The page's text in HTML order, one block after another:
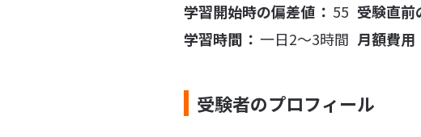
学習開始時の偏差値
55 受験直前
学習時間
一日2〜3時間 月額費用
受験者のプロフィール